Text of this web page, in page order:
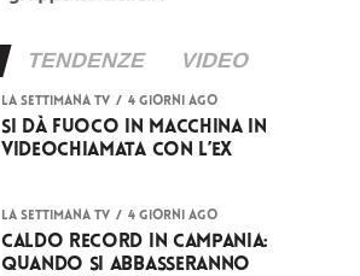
TENDENZE VIDEO
LA SETTIMANA TV 4 giorni ago
Si dà fuoco in macchina in
videochiamata con l’ex
LA SETTIMANA TV 4 giorni ago
Caldo record in Campania:
quando si abbasseranno